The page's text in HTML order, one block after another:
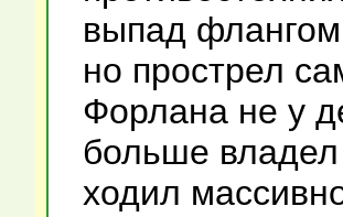
выпад
но прострел
Форлана не у
больше
ходил